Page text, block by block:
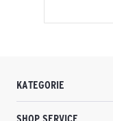
KATEGORIE
SHOP SERVICE